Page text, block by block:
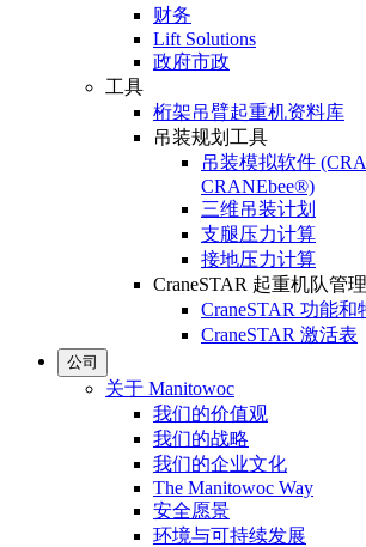
财务
Lift Solutions
政府市政
工具
桁架吊臂起重机资料库
吊装规划工具
吊装模拟软件
CRANEbee®)
三维吊装计划
支腿压力计算
接地压力计算
CraneSTAR 起重机队管
CraneSTAR 功能和
CraneSTAR 激活表
公司
关于 Manitowoc
我们的价值观
我们的战略
我们的企业文化
The Manitowoc Way
安全愿景
环境与可持续发展